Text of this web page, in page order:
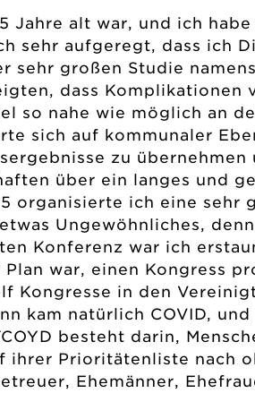
Jahre alt war, und ich habe
sehr aufgeregt, dass ich
sehr großen Studie
dass Komplikationen
so nahe wie möglich an
sich auf kommunaler
zu
über ein langes und
organisierte ich eine sehr
Ungewöhnliches,
Konferenz war ich
war, einen Kongress
Kongresse in den
kam natürlich COVID,
besteht darin,
Prioritätenliste nach
Ehemänner,